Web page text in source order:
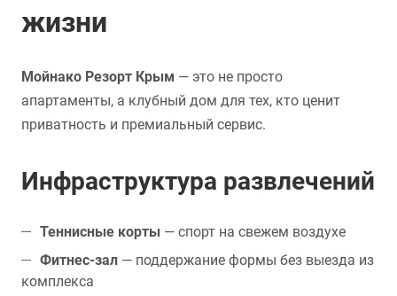
жизни
Мойнако Резорт Крым — это не просто
апартаменты, а клубный дом для тех, кто ценит
приватность и премиальный сервис.
Инфраструктура развлечений
Теннисные корты — спорт на свежем воздухе
Фитнес-зал — поддержание формы без выезда из
комплекса